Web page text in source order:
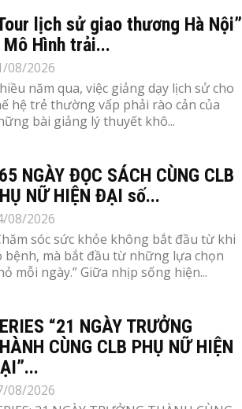
lịch sử giao thương Hà Nội”
Mô Hình trải...
08/2026
năm qua, việc giảng dạy lịch sử cho
hệ trẻ thường vấp phải rào cản của
bài giảng lý thuyết khô...
NGÀY ĐỌC SÁCH CÙNG CLB
NỮ HIỆN ĐẠI số...
08/2026
sóc sức khỏe không bắt đầu từ khi
bệnh, mà bắt đầu từ những lựa chọn
mỗi ngày.” Giữa nhịp sống hiện...
“21 NGÀY TRƯỞNG
CÙNG CLB PHỤ NỮ HIỆN
08/2026